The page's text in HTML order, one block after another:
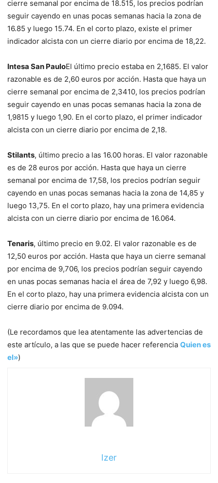
cierre semanal por encima de 18.515, los precios podrían
seguir cayendo en unas pocas semanas hacia la zona de
16.85 y luego 15.74. En el corto plazo, existe el primer
indicador alcista con un cierre diario por encima de 18,22.
Intesa San PauloEl último precio estaba en 2,1685. El valor
razonable es de 2,60 euros por acción. Hasta que haya un
cierre semanal por encima de 2,3410, los precios podrían
seguir cayendo en unas pocas semanas hacia la zona de
1,9815 y luego 1,90. En el corto plazo, el primer indicador
alcista con un cierre diario por encima de 2,18.
Stilants, último precio a las 16.00 horas. El valor razonable
es de 28 euros por acción. Hasta que haya un cierre
semanal por encima de 17,58, los precios podrían seguir
cayendo en unas pocas semanas hacia la zona de 14,85 y
luego 13,75. En el corto plazo, hay una primera evidencia
alcista con un cierre diario por encima de 16.064.
Tenaris, último precio en 9.02. El valor razonable es de
12,50 euros por acción. Hasta que haya un cierre semanal
por encima de 9,706, los precios podrían seguir cayendo
en unas pocas semanas hacia el área de 7,92 y luego 6,98.
En el corto plazo, hay una primera evidencia alcista con un
cierre diario por encima de 9.094.
(Le recordamos que lea atentamente las advertencias de
este artículo, a las que se puede hacer referencia Quien es
el»)
Izer